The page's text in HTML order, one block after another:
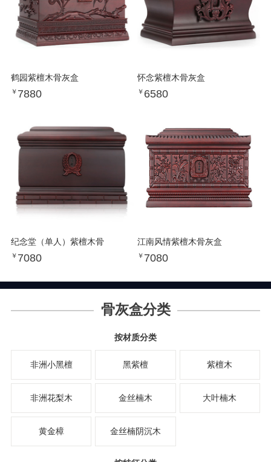
鹤园紫檀木骨灰盒
￥ 7880
怀念紫檀木骨灰盒
￥ 6580
纪念堂（单人）紫檀木骨
￥ 7080
江南风情紫檀木骨灰盒
￥ 7080
骨灰盒分类
按材质分类
非洲小黑檀 黑紫檀 紫檀木
非洲花梨木 金丝楠木 大叶楠木
黄金樟 金丝楠阴沉木